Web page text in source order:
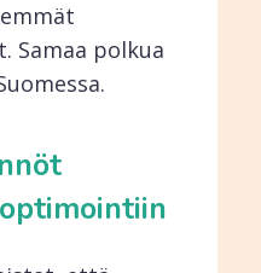
Samaa polkua